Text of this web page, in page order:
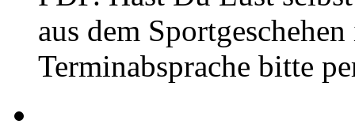
aus dem
Terminabsprache bitte